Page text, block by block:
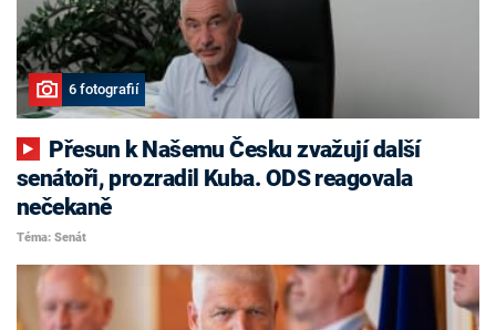
6 fotografií
senátoři, prozradil Kuba. ODS reagovala
nečekaně
Téma: Senát